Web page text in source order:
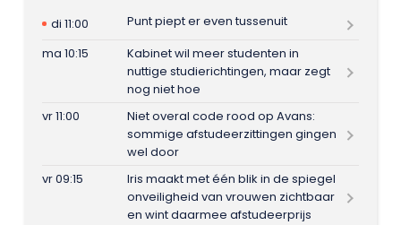
di 11:00
Punt piept er even tussenuit
ma 10:15
Kabinet wil meer studenten in
nuttige studierichtingen, maar zegt
nog niet hoe
vr 11:00
Niet overal code rood op Avans:
sommige afstudeerzittingen gingen
wel door
vr 09:15
Iris maakt met één blik in de spiegel
onveiligheid van vrouwen zichtbaar
en wint daarmee afstudeerprijs